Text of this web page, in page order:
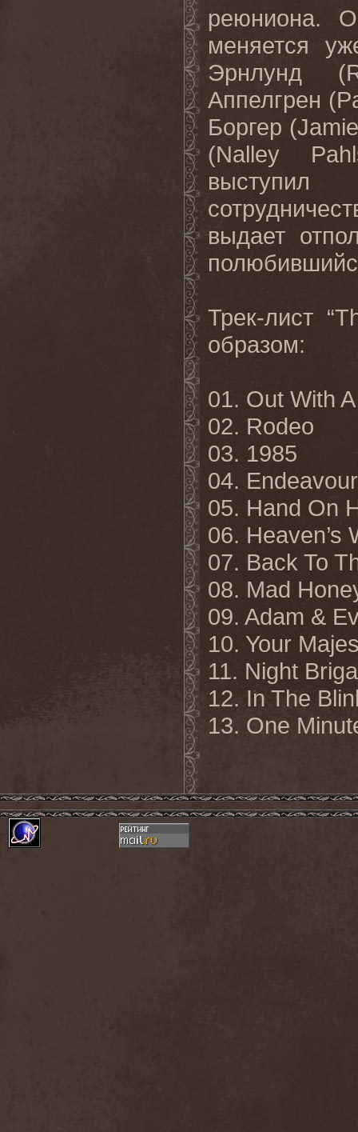
реюниона.
меняется
Эрнлунд
Аппелгрен
Боргер
(Nalley
выдает
Трек-лист
образом:
01. Out With
02. Rodeo
03. 1985
04. Endeavour
05. Hand On
06. Heaven’s
07. Back To
08. Mad
09. Adam &
10. Your
11. Night
12. In The
13. One